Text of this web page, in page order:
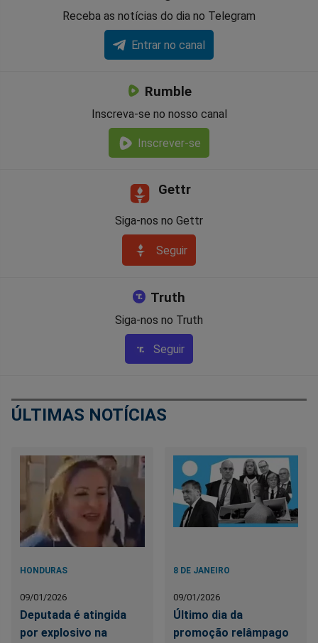
Receba as notícias do dia no Telegram
Entrar no canal
Rumble
Inscreva-se no nosso canal
Inscrever-se
Gettr
Siga-nos no Gettr
Seguir
Truth
Siga-nos no Truth
Seguir
ÚLTIMAS NOTÍCIAS
HONDURAS
09/01/2026
Deputada é atingida
por explosivo na
8 DE JANEIRO
09/01/2026
Último dia da
promoção relâmpago